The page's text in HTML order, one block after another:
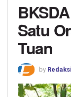
Satu
Tuan
by Redaksi